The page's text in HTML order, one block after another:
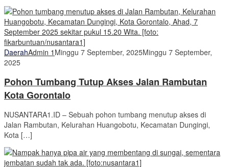
DaerahAdmin 1 Minggu 7 September, 2025Minggu 7 September,
2025
Pohon Tumbang Tutup Akses Jalan Rambutan
Kota Gorontalo
NUSANTARA1.ID – Sebuah pohon tumbang menutup akses di
Jalan Rambutan, Kelurahan Huangobotu, Kecamatan Dungingi,
Kota […]